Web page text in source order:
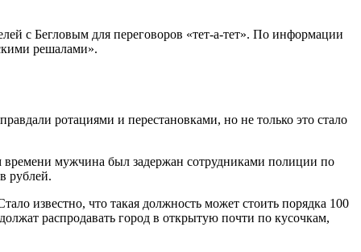
с Бегловым для переговоров «тет-а-тет». По информации
решалами».
ротациями и перестановками, но не только это стало
времени мужчина был задержан сотрудниками полиции по
рублей.
известно, что такая должность может стоить порядка 100
распродавать город в открытую почти по кусочкам,